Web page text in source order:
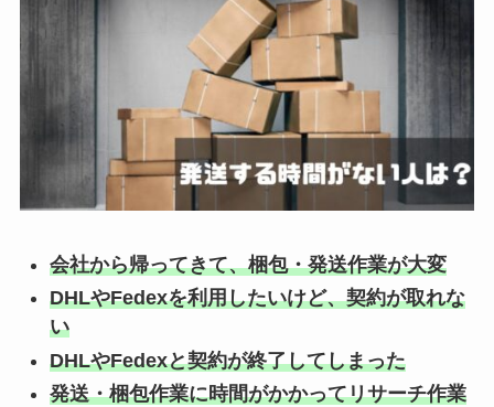
会社から帰ってきて、梱包・発送作業が大変
DHLやFedexを利用したいけど、契約が取れな
い
DHLやFedexと契約が終了してしまった
発送・梱包作業に時間がかかってリサーチ作業